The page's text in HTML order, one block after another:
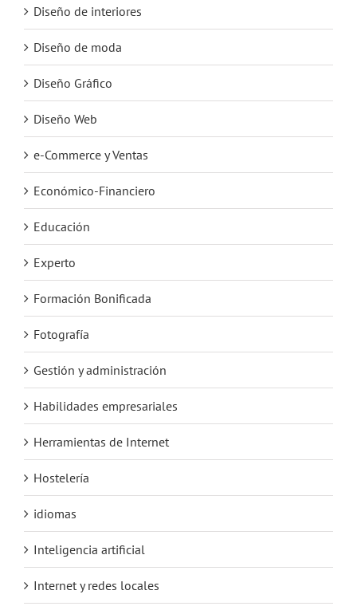
Diseño de interiores
Diseño de moda
Diseño Gráfico
Diseño Web
e-Commerce y Ventas
Económico-Financiero
Educación
Experto
Formación Bonificada
Fotografía
Gestión y administración
Habilidades empresariales
Herramientas de Internet
Hostelería
idiomas
Inteligencia artificial
Internet y redes locales